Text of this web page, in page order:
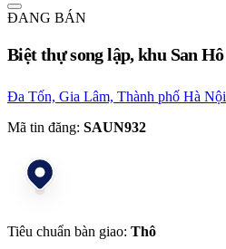
ĐANG BÁN
Biệt thự song lập, khu San Hô
Đa Tốn, Gia Lâm, Thành phố Hà Nội
Mã tin đăng: SAUN932
Tiêu chuẩn bàn giao: Thô